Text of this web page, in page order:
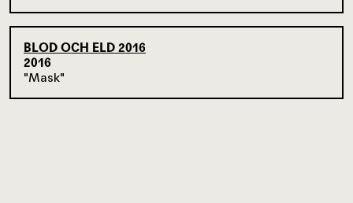
BLOD OCH ELD 2016
2016
Mask